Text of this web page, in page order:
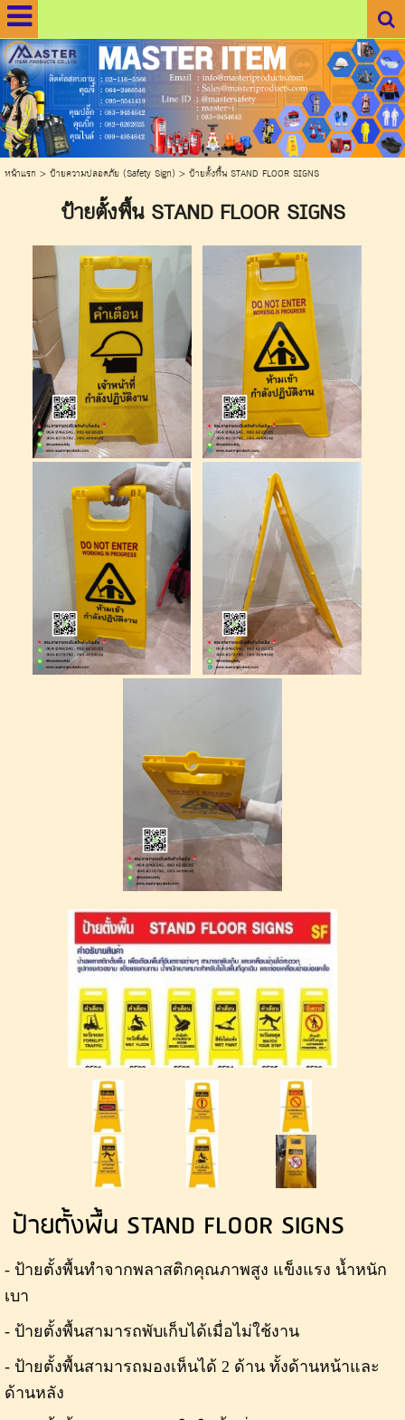
.
.
หน้าแรก> ป้ายความปลอดภัย (Safety Sign) > ป้ายตั้งพื้น STAND FLOOR SIGNS
ป้ายตั้งพื้น STAND FLOOR SIGNS
ป้ายตั้งพื้น STAND FLOOR SIGNS
- ป้ายตั้งพื้นทำจากพลาสติกคุณภาพสูง แข็งแรง น้ำหนัก
เบา
- ป้ายตั้งพื้นสามารถพับเก็บได้เมื่อไม่ใช้งาน
- ป้ายตั้งพื้นสามารถมองเห็นได้ 2 ด้าน ทั้งด้านหน้าและ
ด้านหลัง